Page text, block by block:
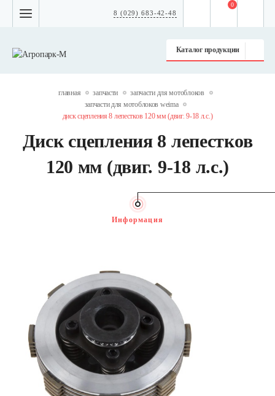
8 (029) 683-42-48
Каталог продукции
0
главная запчасти
запчасти для мотоблоков
запчасти для мотоблоков weima
диск сцепления 8 лепестков 120 мм (двиг. 9-18 л.с.)
Диск сцепления 8 лепестков
120 мм (двиг. 9-18 л.с.)
Информация